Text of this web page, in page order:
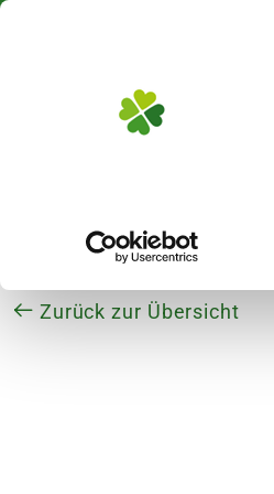
Standorte & Öffnungszeiten
Zurück zur Übersicht